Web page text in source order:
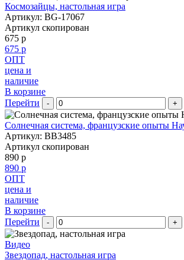
Космозайцы, настольная игра
Артикул: BG-17067
Артикул скопирован
675 р
675 р
ОПТ
цена и
наличие
В корзине
Перейти
- +
Солнечная система, французские опыты
Артикул: BB3485
Артикул скопирован
890 р
890 р
ОПТ
цена и
наличие
В корзине
Перейти
- +
Видео
Звездопад, настольная игра